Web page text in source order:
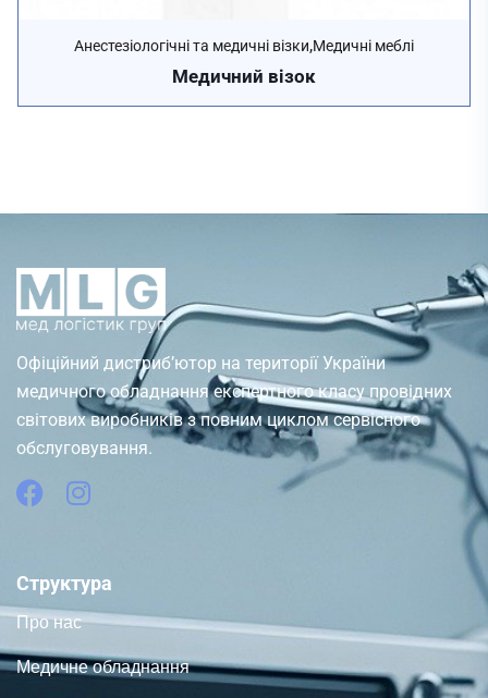
Анестезіологічні та медичні візки,Медичні меблі
Медичний візок
Офіційний дистриб’ютор на території України
медичного обладнання експертного класу провідних
світових виробників з повним циклом сервісного
обслуговування.
Структура
Про нас
Медичне обладнання